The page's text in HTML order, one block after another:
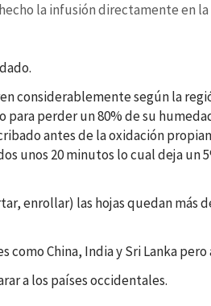
la infusión directamente en la
considerablemente según la
perder un 80% de su
antes de la oxidación
unos 20 minutos lo cual deja
enrollar) las hojas quedan
como China, India y Sri Lanka
a los países occidentales.